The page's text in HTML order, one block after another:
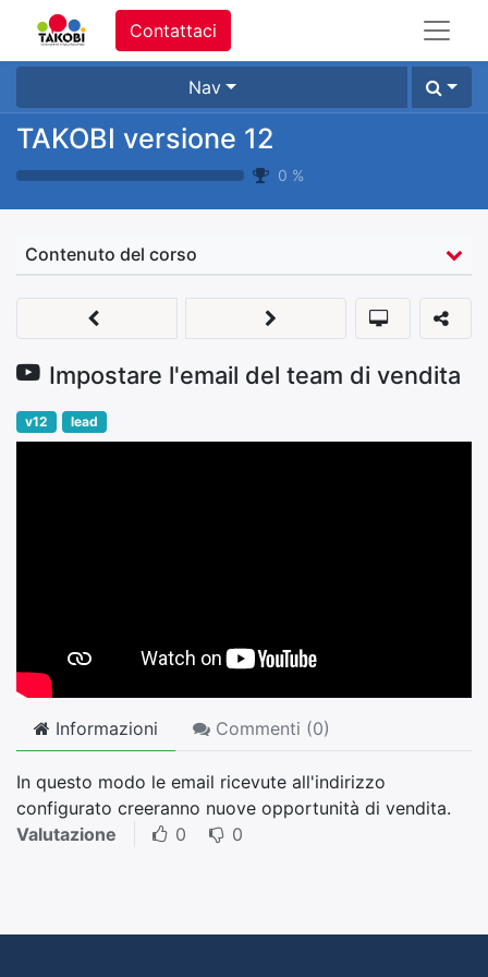
Contattaci
Nav
TAKOBI versione 12
0 %
Contenuto del corso
Impostare l'email del team di vendita
v12 lead
Informazioni Commenti (0)
In questo modo le email ricevute all'indirizzo
configurato creeranno nuove opportunità di vendita.
Valutazione
0 0